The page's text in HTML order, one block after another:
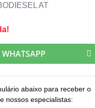
AT
abaixo para receber o
nossos especialistas: